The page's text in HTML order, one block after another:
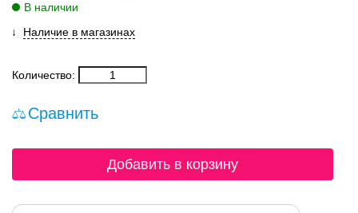
В наличии
Наличие в магазинах
Количество:
Сравнить
Добавить в корзину